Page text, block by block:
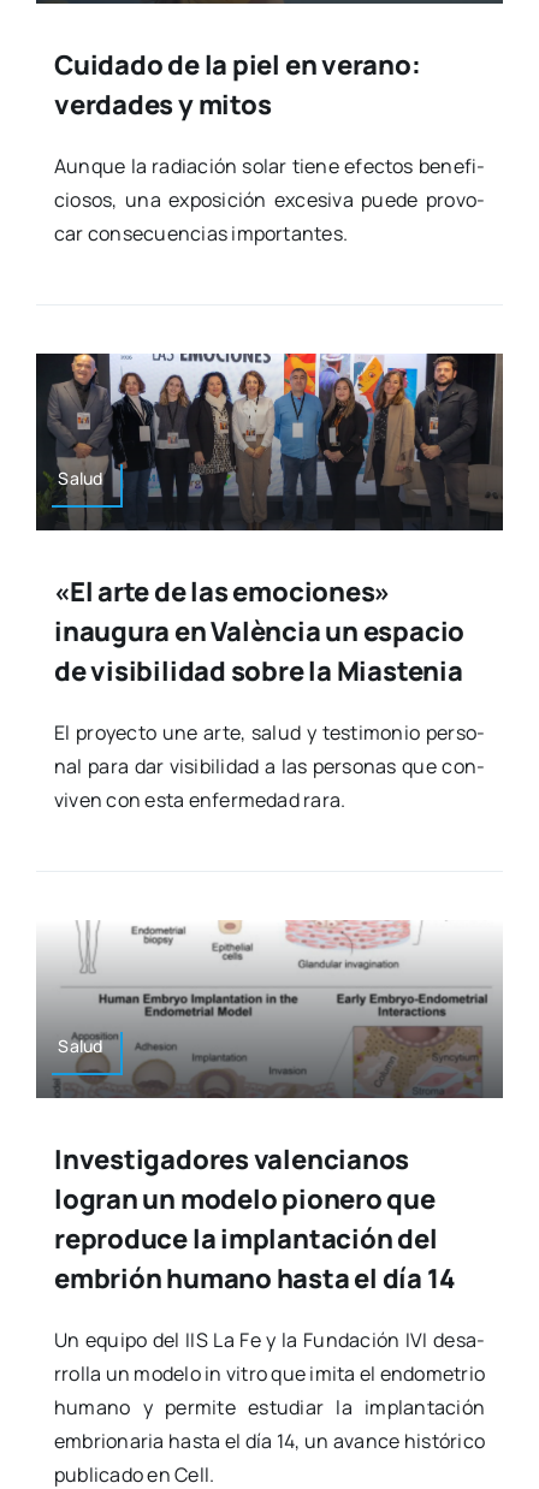
Cuidado de la piel en verano:
verdades y mitos
Aun­que la radia­ción solar tie­ne efec­tos bene­fi­
cio­sos, una expo­si­ción exce­si­va pue­de pro­vo­
car con­se­cuen­cias impor­tan­tes.
Salud
«El arte de las emociones»
inaugura en València un espacio
de visibilidad sobre la Miastenia
El pro­yec­to une arte, salud y tes­ti­mo­nio per­so­
nal para dar visi­bi­li­dad a las per­so­nas que con­
vi­ven con esta enfer­me­dad rara.
Salud
Investigadores valencianos
logran un modelo pionero que
reproduce la implantación del
embrión humano hasta el día 14
Un equi­po del IIS La Fe y la Fun­da­ción IVI desa­
rro­lla un mode­lo in vitro que imi­ta el endo­me­trio
humano y per­mi­te estu­diar la implan­ta­ción
embrio­na­ria has­ta el día 14, un avan­ce his­tó­ri­co
publi­ca­do en Cell.